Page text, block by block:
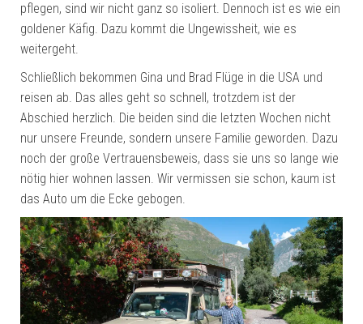
pflegen, sind wir nicht ganz so isoliert. Dennoch ist es wie ein
goldener Käfig. Dazu kommt die Ungewissheit, wie es
weitergeht.
Schließlich bekommen Gina und Brad Flüge in die USA und
reisen ab. Das alles geht so schnell, trotzdem ist der
Abschied herzlich. Die beiden sind die letzten Wochen nicht
nur unsere Freunde, sondern unsere Familie geworden. Dazu
noch der große Vertrauensbeweis, dass sie uns so lange wie
nötig hier wohnen lassen. Wir vermissen sie schon, kaum ist
das Auto um die Ecke gebogen.